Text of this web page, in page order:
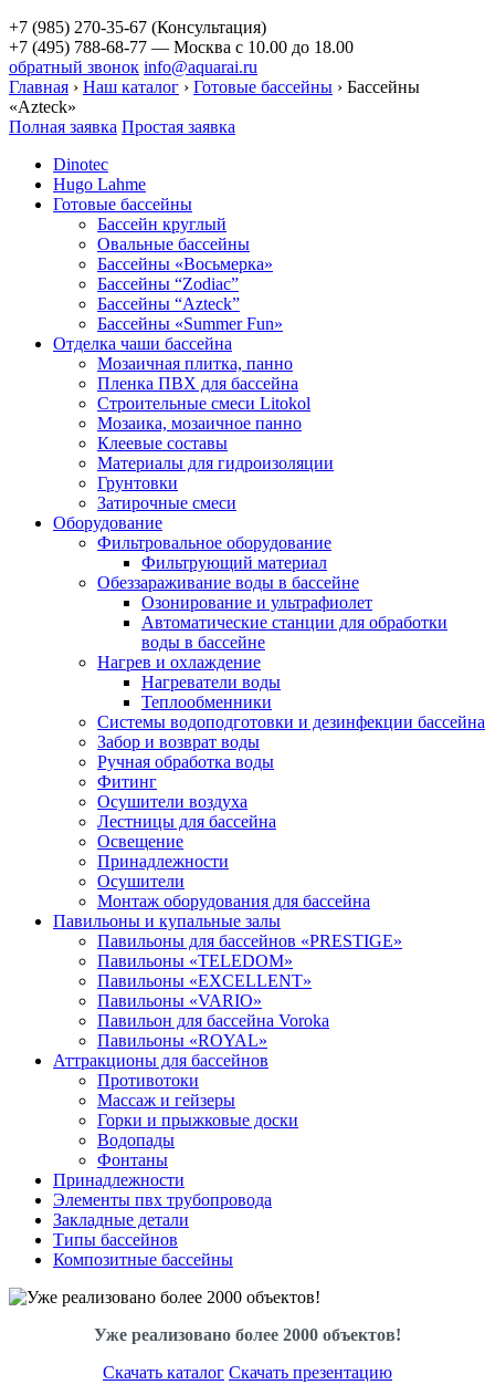
+7 (985) 270-35-67 (Консультация)
+7 (495) 788-68-77 — Москва с 10.00 до 18.00
обратный звонок info@aquarai.ru
Главная › Наш каталог › Готовые бассейны › Бассейны
«Azteck»
Полная заявка Простая заявка
Dinotec
Hugo Lahme
Готовые бассейны
Бассейн круглый
Овальные бассейны
Бассейны «Восьмерка»
Бассейны “Zodiac”
Бассейны “Azteck”
Бассейны «Summer Fun»
Отделка чаши бассейна
Мозаичная плитка, панно
Пленка ПВХ для бассейна
Строительные смеси Litokol
Мозаика, мозаичное панно
Клеевые составы
Материалы для гидроизоляции
Грунтовки
Затирочные смеси
Оборудование
Фильтровальное оборудование
Фильтрующий материал
Обеззараживание воды в бассейне
Озонирование и ультрафиолет
Автоматические станции для обработки
воды в бассейне
Нагрев и охлаждение
Нагреватели воды
Теплообменники
Системы водоподготовки и дезинфекции бассейна
Забор и возврат воды
Ручная обработка воды
Фитинг
Осушители воздуха
Лестницы для бассейна
Освещение
Принадлежности
Осушители
Монтаж оборудования для бассейна
Павильоны и купальные залы
Павильоны для бассейнов «PRESTIGE»
Павильоны «TELEDOM»
Павильоны «EXCELLENT»
Павильоны «VARIO»
Павильон для бассейна Voroka
Павильоны «ROYAL»
Аттракционы для бассейнов
Противотоки
Массаж и гейзеры
Горки и прыжковые доски
Водопады
Фонтаны
Принадлежности
Элементы пвх трубопровода
Закладные детали
Типы бассейнов
Композитные бассейны
Уже реализовано более 2000 объектов!
Скачать каталог Скачать презентацию